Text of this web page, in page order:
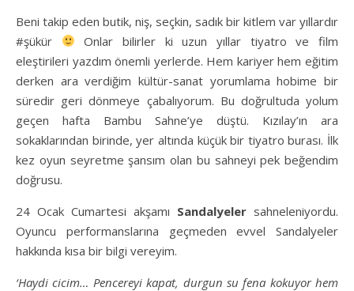
Beni takip eden butik, niş, seçkin, sadık bir kitlem var yıllardır
#şükür
Onlar bilirler ki uzun yıllar tiyatro ve film
eleştirileri yazdım önemli yerlerde. Hem kariyer hem eğitim
derken ara verdiğim kültür-sanat yorumlama hobime bir
süredir geri dönmeye çabalıyorum. Bu doğrultuda yolum
geçen hafta Bambu Sahne’ye düştü. Kızılay’ın ara
sokaklarından birinde, yer altında küçük bir tiyatro burası. İlk
kez oyun seyretme şansım olan bu sahneyi pek beğendim
doğrusu.
24 Ocak Cumartesi akşamı Sandalyeler sahneleniyordu.
Oyuncu performanslarına geçmeden evvel Sandalyeler
hakkında kısa bir bilgi vereyim.
‘Haydi cicim… Pencereyi kapat, durgun su fena kokuyor hem